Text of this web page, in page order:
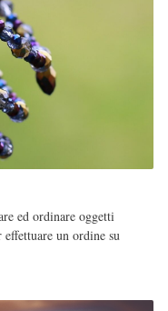
ed ordinare oggetti
un ordine su